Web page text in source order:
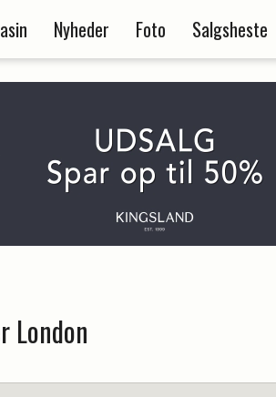
Nyheder Foto Salgsheste
London